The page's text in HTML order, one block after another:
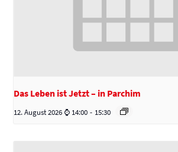
Das Leben ist Jetzt – in Parchim
12. August 2026 ⌚ 14:00 - 15:30